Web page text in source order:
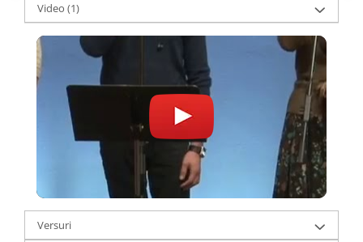
Video (1)
Versuri